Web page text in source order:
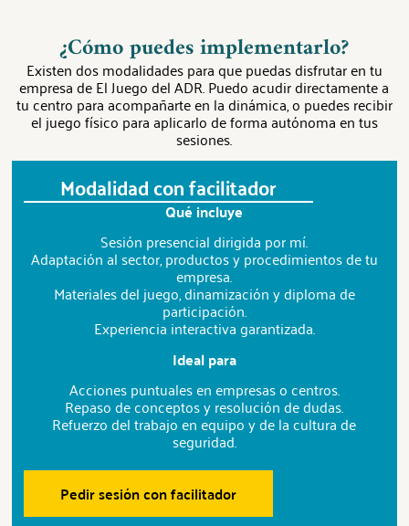
¿Cómo puedes implementarlo?
Existen dos modalidades para que puedas disfrutar en tu
empresa de El Juego del ADR. Puedo acudir directamente a
tu centro para acompañarte en la dinámica, o puedes recibir
el juego físico para aplicarlo de forma autónoma en tus
sesiones.
Modalidad con facilitador
Qué incluye
Sesión presencial dirigida por mí.
Adaptación al sector, productos y procedimientos de tu
empresa.
Materiales del juego, dinamización y diploma de
participación.
Experiencia interactiva garantizada.
Ideal para
Acciones puntuales en empresas o centros.
Repaso de conceptos y resolución de dudas.
Refuerzo del trabajo en equipo y de la cultura de
seguridad.
Pedir sesión con facilitador